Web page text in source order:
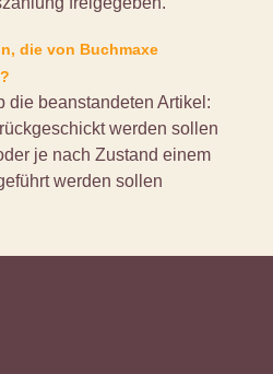
die von Buchmaxe
die beanstandeten Artikel:
werden sollen
je nach Zustand einem
werden sollen